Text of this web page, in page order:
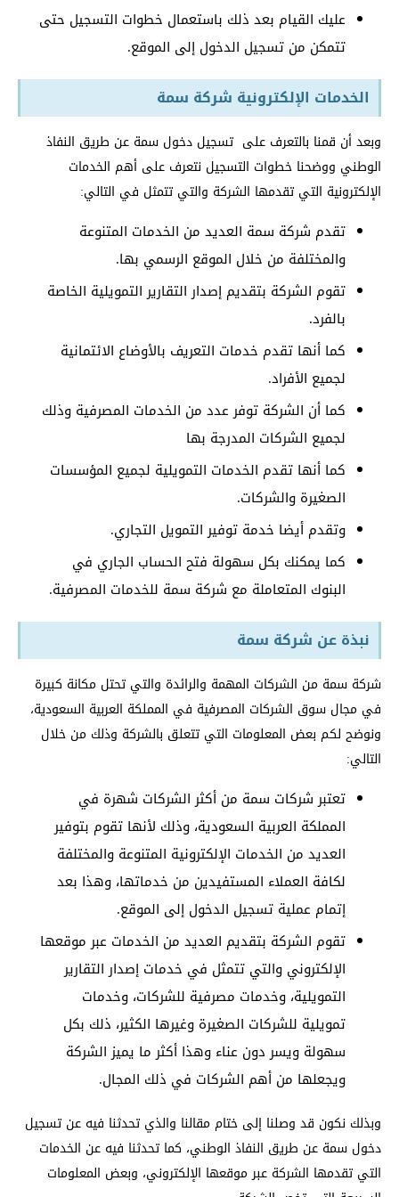
عليك القيام بعد ذلك باستعمال خطوات التسجيل حتى
تتمكن من تسجيل الدخول إلى الموقع.
الخدمات الإلكترونية شركة سمة
وبعد أن قمنا بالتعرف على تسجيل دخول سمة عن طريق النفاذ
الوطني ووضحنا خطوات التسجيل نتعرف على أهم الخدمات
الإلكترونية التي تقدمها الشركة والتي تتمثل في التالي:
تقدم شركة سمة العديد من الخدمات المتنوعة
والمختلفة من خلال الموقع الرسمي بها.
تقوم الشركة بتقديم إصدار التقارير التمويلية الخاصة
بالفرد.
كما أنها تقدم خدمات التعريف بالأوضاع الائتمانية
لجميع الأفراد.
كما أن الشركة توفر عدد من الخدمات المصرفية وذلك
لجميع الشركات المدرجة بها
كما أنها تقدم الخدمات التمويلية لجميع المؤسسات
الصغيرة والشركات.
وتقدم أيضا خدمة توفير التمويل التجاري.
كما يمكنك بكل سهولة فتح الحساب الجاري في
البنوك المتعاملة مع شركة سمة للخدمات المصرفية.
نبذة عن شركة سمة
شركة سمة من الشركات المهمة والرائدة والتي تحتل مكانة كبيرة
في مجال سوق الشركات المصرفية في المملكة العربية السعودية،
ونوضح لكم بعض المعلومات التي تتعلق بالشركة وذلك من خلال
التالي:
تعتبر شركات سمة من أكثر الشركات شهرة في
المملكة العربية السعودية، وذلك لأنها تقوم بتوفير
العديد من الخدمات الإلكترونية المتنوعة والمختلفة
لكافة العملاء المستفيدين من خدماتها، وهذا بعد
إتمام عملية تسجيل الدخول إلى الموقع.
تقوم الشركة بتقديم العديد من الخدمات عبر موقعها
الإلكتروني والتي تتمثل في خدمات إصدار التقارير
التمويلية، وخدمات مصرفية للشركات، وخدمات
تمويلية للشركات الصغيرة وغيرها الكثير، ذلك بكل
سهولة ويسر دون عناء وهذا أكثر ما يميز الشركة
ويجعلها من أهم الشركات في ذلك المجال.
وبذلك نكون قد وصلنا إلى ختام مقالنا والذي تحدثنا فيه عن تسجيل
دخول سمة عن طريق النفاذ الوطني، كما تحدثنا فيه عن الخدمات
التي تقدمها الشركة عبر موقعها الإلكتروني، وبعض المعلومات